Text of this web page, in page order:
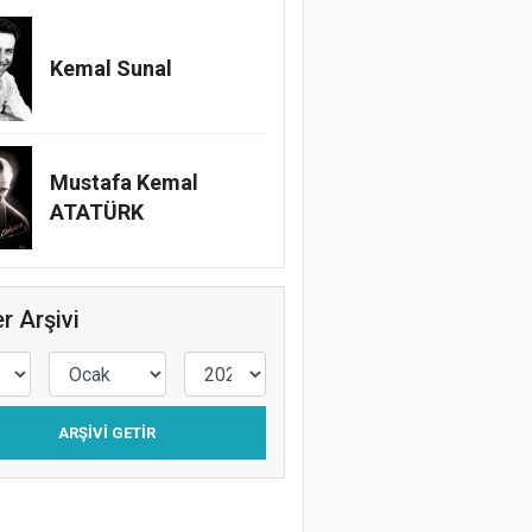
Kemal Sunal
Mustafa Kemal
ATATÜRK
Arşivi
ARŞIVI GETIR